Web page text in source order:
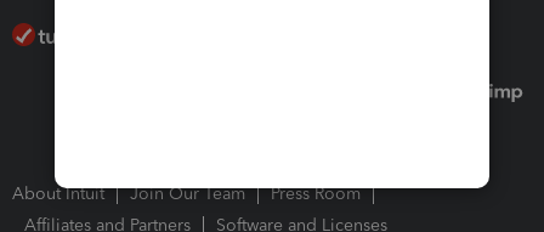
About Intuit Join Our Team
Press Room
Affiliates and Partners
Software and Licenses